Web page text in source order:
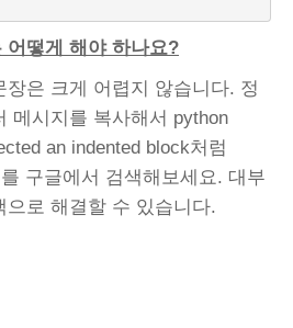
어떻게 해야 하나요?
은 크게 어렵지 않습니다. 정
메시지를 복사해서 python
an indented block처럼
구글에서 검색해보세요. 대부
으로 해결할 수 있습니다.